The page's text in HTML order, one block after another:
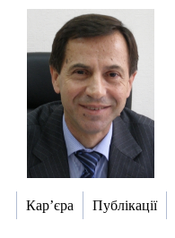
Кар’єра Публікації